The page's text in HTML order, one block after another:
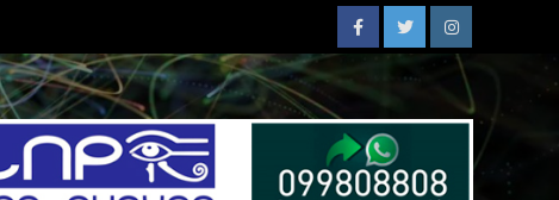
FacebookTwitterInstagram